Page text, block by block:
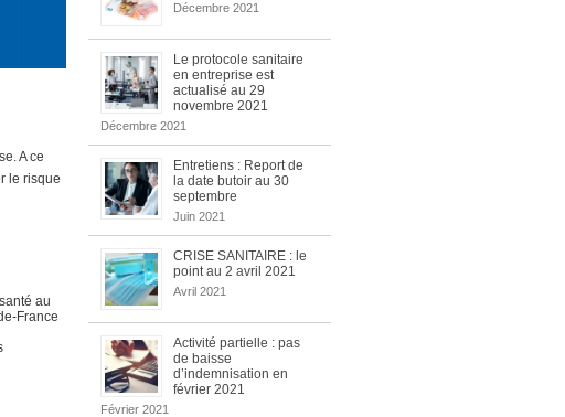
A ce
le risque
au
France
Décembre 2021
Le protocole sanitaire
en entreprise est
actualisé au 29
novembre 2021
Décembre 2021
Entretiens : Report de
la date butoir au 30
septembre
Juin 2021
CRISE SANITAIRE : le
point au 2 avril 2021
Avril 2021
Activité partielle : pas
de baisse
d’indemnisation en
février 2021
Février 2021